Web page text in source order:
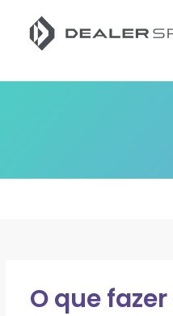
O que